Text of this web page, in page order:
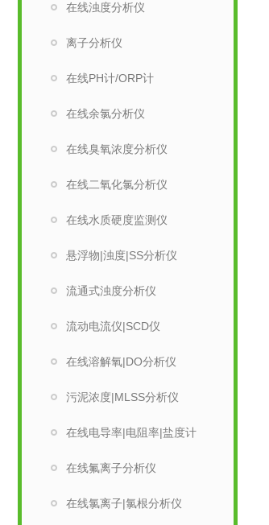
在线浊度分析仪
离子分析仪
在线PH计/ORP计
在线余氯分析仪
在线臭氧浓度分析仪
在线二氧化氯分析仪
在线水质硬度监测仪
悬浮物|浊度|SS分析仪
流通式浊度分析仪
流动电流仪|SCD仪
在线溶解氧|DO分析仪
污泥浓度|MLSS分析仪
在线电导率|电阻率|盐度计
在线氟离子分析仪
在线氯离子|氯根分析仪